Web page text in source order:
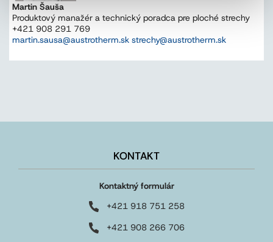
Martin Šauša
Produktový manažér a technický poradca pre ploché strechy
+421 908 291 769
martin.sausa@austrotherm.sk strechy@austrotherm.sk
KONTAKT
Kontaktný formulár
+421 918 751 258
+421 908 266 706